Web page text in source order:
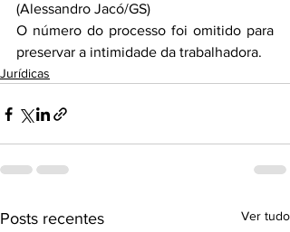
(Alessandro Jacó/GS)
O número do processo foi omitido para
preservar a intimidade da trabalhadora.
Jurídicas
Posts recentes Ver tudo